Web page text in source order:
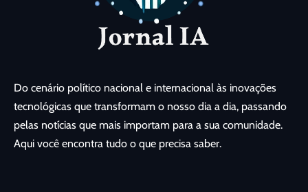
Do cenário político nacional e internacional às inovações
tecnológicas que transformam o nosso dia a dia, passando
pelas notícias que mais importam para a sua comunidade.
Aqui você encontra tudo o que precisa saber.